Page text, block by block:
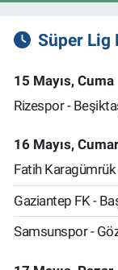
Süper Lig
15 Mayıs, Cuma
Rizespor -
16 Mayıs,
Fatih
Gaziantep FK -
Samsunspor -